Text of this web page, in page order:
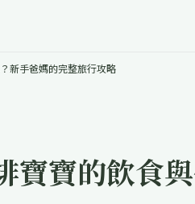
新手爸媽的完整旅行攻略
寶寶的飲食